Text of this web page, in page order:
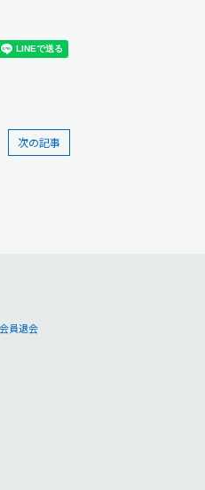
次の記事
会員退会